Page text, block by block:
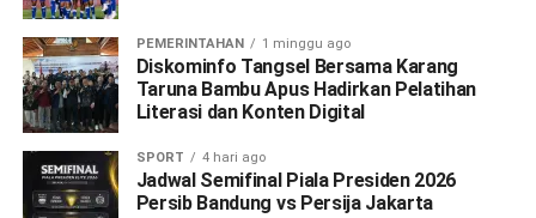
PEMERINTAHAN 1 minggu ago
Diskominfo Tangsel Bersama Karang
Taruna Bambu Apus Hadirkan Pelatihan
Literasi dan Konten Digital
SPORT 4 hari ago
Jadwal Semifinal Piala Presiden 2026
Persib Bandung vs Persija Jakarta